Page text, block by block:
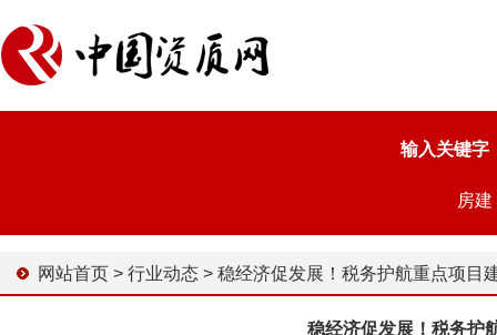
输入关键字
房建
网站首页 > 行业动态 > 稳经济促发展！税务护航重点项目建设加速
稳经济促发展！税务护